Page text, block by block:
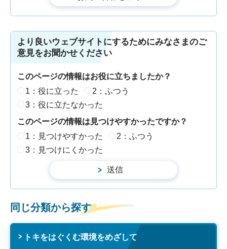
より良いウェブサイトにするためにみなさまのご
意見をお聞かせください
このページの情報はお役に立ちましたか？
1：役に立った
2：ふつう
3：役に立たなかった
このページの情報は見つけやすかったですか？
1：見つけやすかった
2：ふつう
3：見つけにくかった
同じ分類から探す
トキをはぐくむ環境をめざして